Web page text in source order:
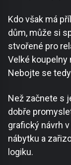
Kdo však má
dům, může si
stvořené pro
Velké koupelny
Nebojte se
Než začnete s
dobře
grafický návrh
nábytku a
logiku.